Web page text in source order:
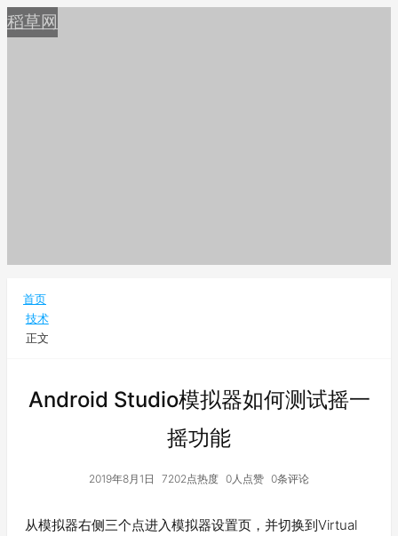
稻草网
首页
技术
正文
Android Studio模拟器如何测试摇一
摇功能
2019年8月1日 7202点热度 0人点赞 0条评论
从模拟器右侧三个点进入模拟器设置页，并切换到Virtual